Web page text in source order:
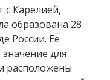
с Карелией,
образована 28
России. Ее
для
расположены